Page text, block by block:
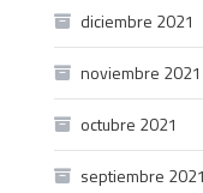
diciembre 2021
noviembre 2021
octubre 2021
septiembre 2021